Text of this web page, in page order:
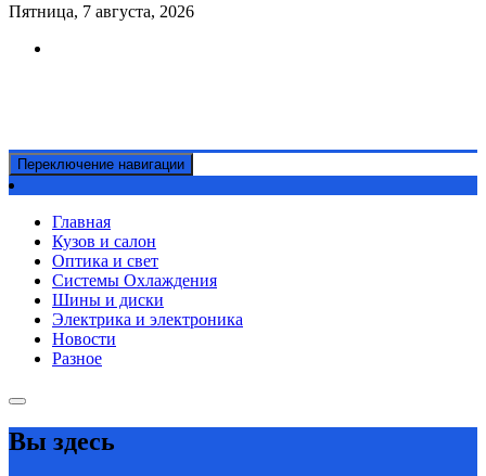
Пятница, 7 августа, 2026
Переключение навигации
Главная
Кузов и салон
Оптика и свет
Системы Охлаждения
Шины и диски
Электрика и электроника
Новости
Разное
Вы здесь